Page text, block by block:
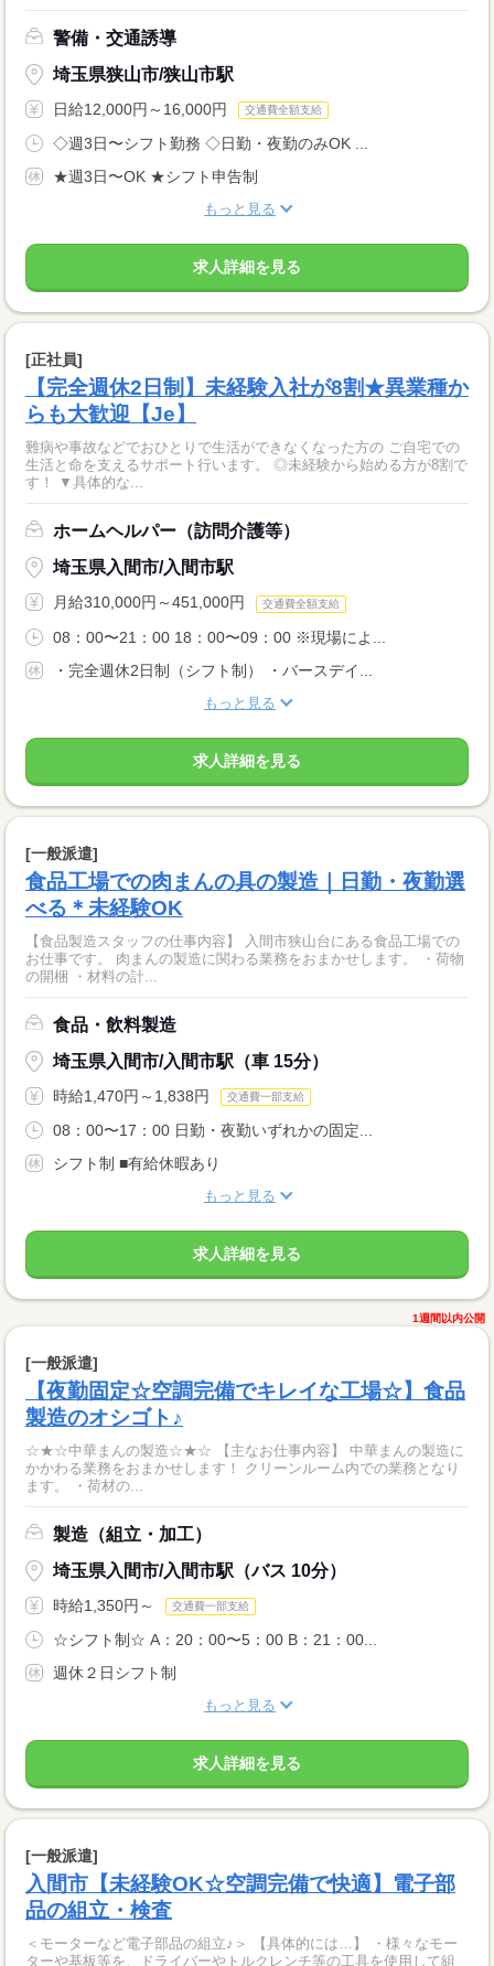
警備・交通誘導
埼玉県狭山市/狭山市駅
日給12,000円～16,000円 交通費全額支給
◇週3日〜シフト勤務 ◇日勤・夜勤のみOK ...
★週3日〜OK ★シフト申告制
もっと見る
求人詳細を見る
[正社員]
【完全週休2日制】未経験入社が8割★異業種か
らも大歓迎【Je】
難病や事故などでおひとりで生活ができなくなった方の ご自宅での
生活と命を支えるサポート行います。 ◎未経験から始める方が8割で
す！ ▼具体的な...
ホームヘルパー（訪問介護等）
埼玉県入間市/入間市駅
月給310,000円～451,000円 交通費全額支給
08：00〜21：00 18：00〜09：00 ※現場によ...
・完全週休2日制（シフト制） ・バースデイ...
もっと見る
求人詳細を見る
[一般派遣]
食品工場での肉まんの具の製造｜日勤・夜勤選
べる＊未経験OK
【食品製造スタッフの仕事内容】 入間市狭山台にある食品工場での
お仕事です。 肉まんの製造に関わる業務をおまかせします。 ・荷物
の開梱 ・材料の計...
食品・飲料製造
埼玉県入間市/入間市駅（車 15分）
時給1,470円～1,838円 交通費一部支給
08：00〜17：00 日勤・夜勤いずれかの固定...
シフト制 ■有給休暇あり
もっと見る
求人詳細を見る
1週間以内公開
[一般派遣]
【夜勤固定☆空調完備でキレイな工場☆】食品
製造のオシゴト♪
☆★☆中華まんの製造☆★☆ 【主なお仕事内容】 中華まんの製造に
かかわる業務をおまかせします！ クリーンルーム内での業務となり
ます。 ・荷材の...
製造（組立・加工）
埼玉県入間市/入間市駅（バス 10分）
時給1,350円～ 交通費一部支給
☆シフト制☆ A：20：00〜5：00 B：21：00...
週休２日シフト制
もっと見る
求人詳細を見る
[一般派遣]
入間市【未経験OK☆空調完備で快適】電子部
品の組立・検査
＜モーターなど電子部品の組立♪＞ 【具体的には…】 ・様々なモー
ターや基板等を、ドライバーやトルクレンチ等の工具を使用して組